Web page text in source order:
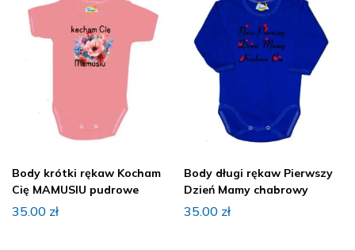
Body krótki rękaw Kocham
Cię MAMUSIU pudrowe
35.00 zł
Body długi rękaw Pierwszy
Dzień Mamy chabrowy
35.00 zł